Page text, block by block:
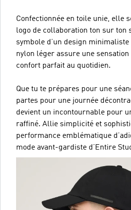
Confectionnée en toile unie, elle
logo de collaboration ton sur ton
symbole d’un design
nylon léger assure une
confort parfait au quotidien.
Que tu te prépares pour une
partes pour une journée
devient un incontournable pour
raffiné. Allie simplicité et
performance emblématique
mode avant-gardiste d’Entire